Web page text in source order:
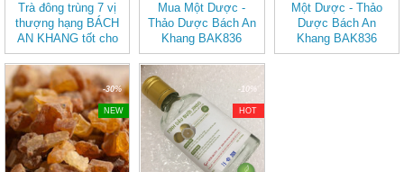
Trà đông trùng 7 vị
thượng hạng BÁCH
AN KHANG tốt cho
sức khỏe
Mua Một Dược -
Thảo Dược Bách An
Khang BAK836
Một Dược - Thảo
Dược Bách An
Khang BAK836
-30%
NEW
-10%
HOT